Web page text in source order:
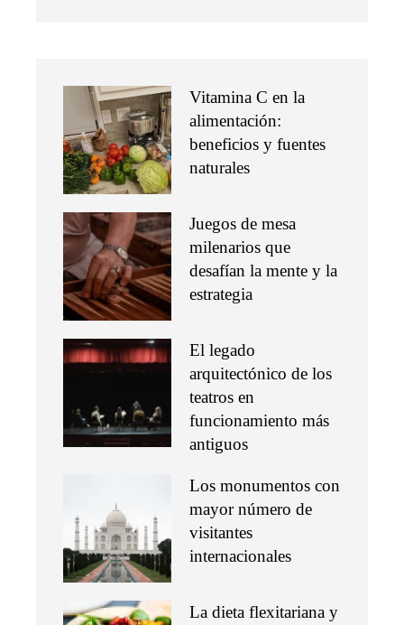
Vitamina C en la
alimentación:
beneficios y fuentes
naturales
Juegos de mesa
milenarios que
desafían la mente y la
estrategia
El legado
arquitectónico de los
teatros en
funcionamiento más
antiguos
Los monumentos con
mayor número de
visitantes
internacionales
La dieta flexitariana y